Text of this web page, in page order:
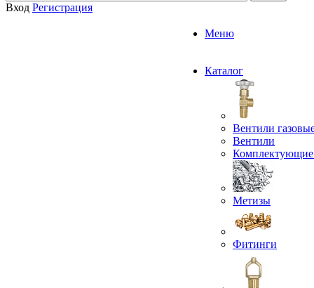
Вход Регистрация
Меню
Каталог
Вентили
Вентили
Комплектующие
Метизы
Фитинги